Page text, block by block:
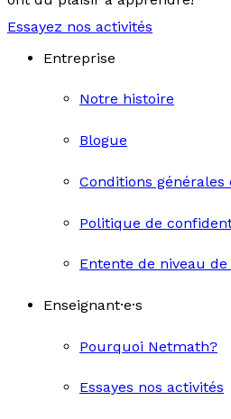
Essayez nos activités
Entreprise
Notre histoire
Blogue
Conditions
Politique de
Entente de niveau de
Enseignant·e·s
Pourquoi Netmath?
Essayes nos activités